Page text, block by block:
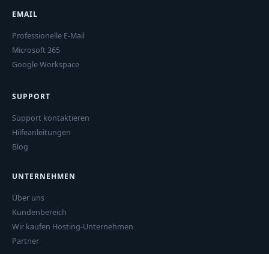
EMAIL
Professionelle E-Mail
Microsoft 365
Google Workspace
SUPPORT
Support kontaktieren
Hilfeanleitungen
Blog
UNTERNEHMEN
Über uns
Kundenbereich
Wir kaufen Hosting-Unternehmen
Partner